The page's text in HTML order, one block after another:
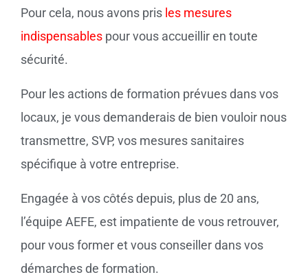
Pour cela, nous avons pris les mesures
indispensables pour vous accueillir en toute
sécurité.
Pour les actions de formation prévues dans vos
locaux, je vous demanderais de bien vouloir nous
transmettre, SVP, vos mesures sanitaires
spécifique à votre entreprise.
Engagée à vos côtés depuis, plus de 20 ans,
l’équipe AEFE, est impatiente de vous retrouver,
pour vous former et vous conseiller dans vos
démarches de formation.